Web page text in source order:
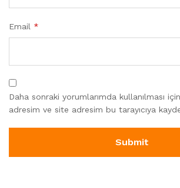
Email *
Daha sonraki yorumlarımda kullanılması
adresim ve site adresim bu tarayıcıya